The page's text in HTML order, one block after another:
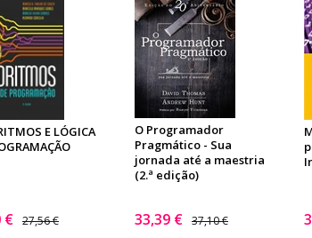
E LÓGICA
€ 27,56 €
O Programador
Pragmático - Sua
jornada até a maestria
(2.ª edição)
33,39 € 37,10 €